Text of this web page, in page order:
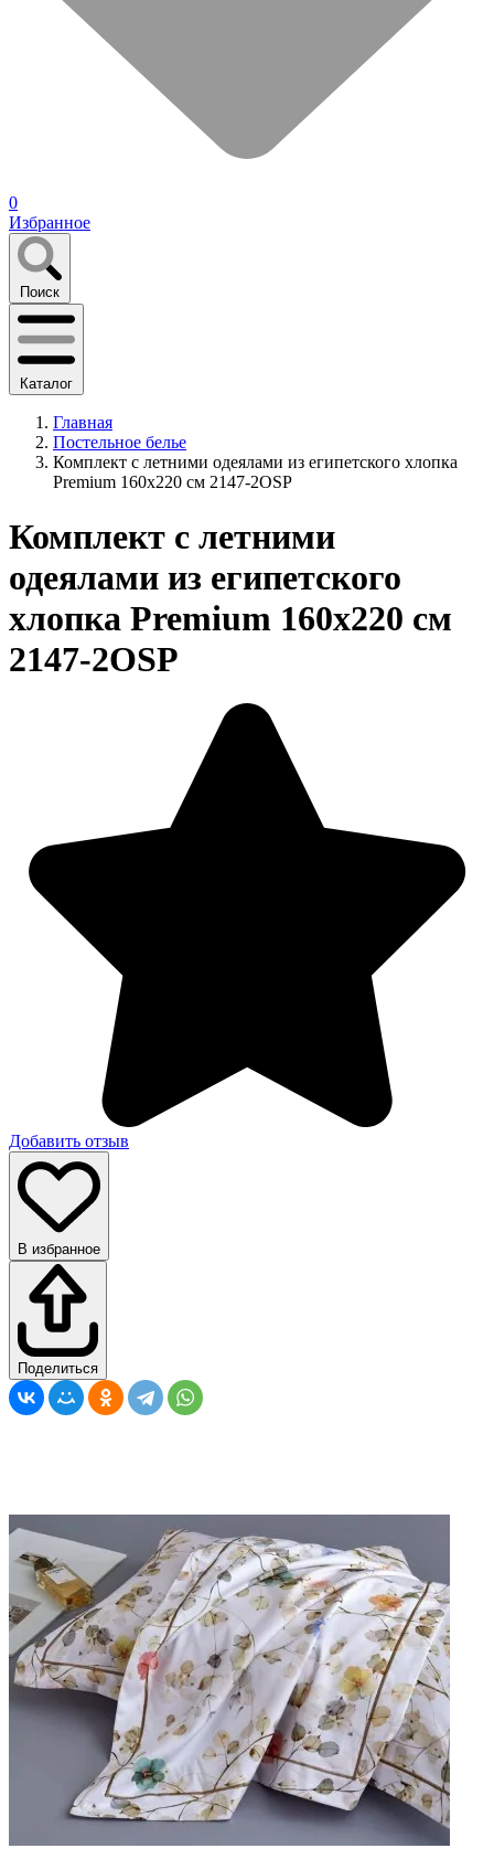
0
Избранное
Поиск
Каталог
Главная
Постельное белье
Комплект с летними одеялами из египетского хлопка
Premium 160х220 см 2147-2OSP
Комплект с летними
одеялами из египетского
хлопка Premium 160х220 см
2147-2OSP
Добавить отзыв
В избранное
Поделиться